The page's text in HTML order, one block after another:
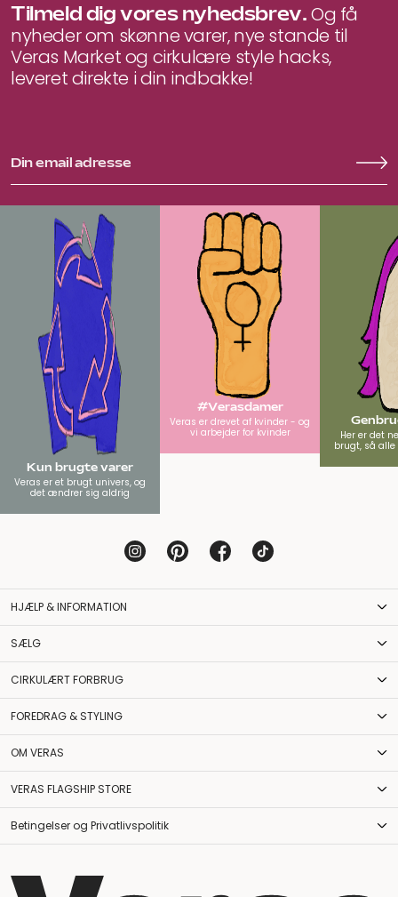
Tilmeld dig vores nyhedsbrev.Og få
nyheder om skønne varer, nye stande til
Veras Market og cirkulære style hacks,
leveret direkte i din indbakke!
Kun brugte varer
Veras er et brugt univers, og
det ændrer sig aldrig
#Verasdamer
Veras er drevet af kvinder - og
vi arbejder for kvinder
Her er det
brugt, så
HJÆLP & INFORMATION
SÆLG
CIRKULÆRT FORBRUG
FOREDRAG & STYLING
OM VERAS
VERAS FLAGSHIP STORE
Betingelser og Privatlivspolitik